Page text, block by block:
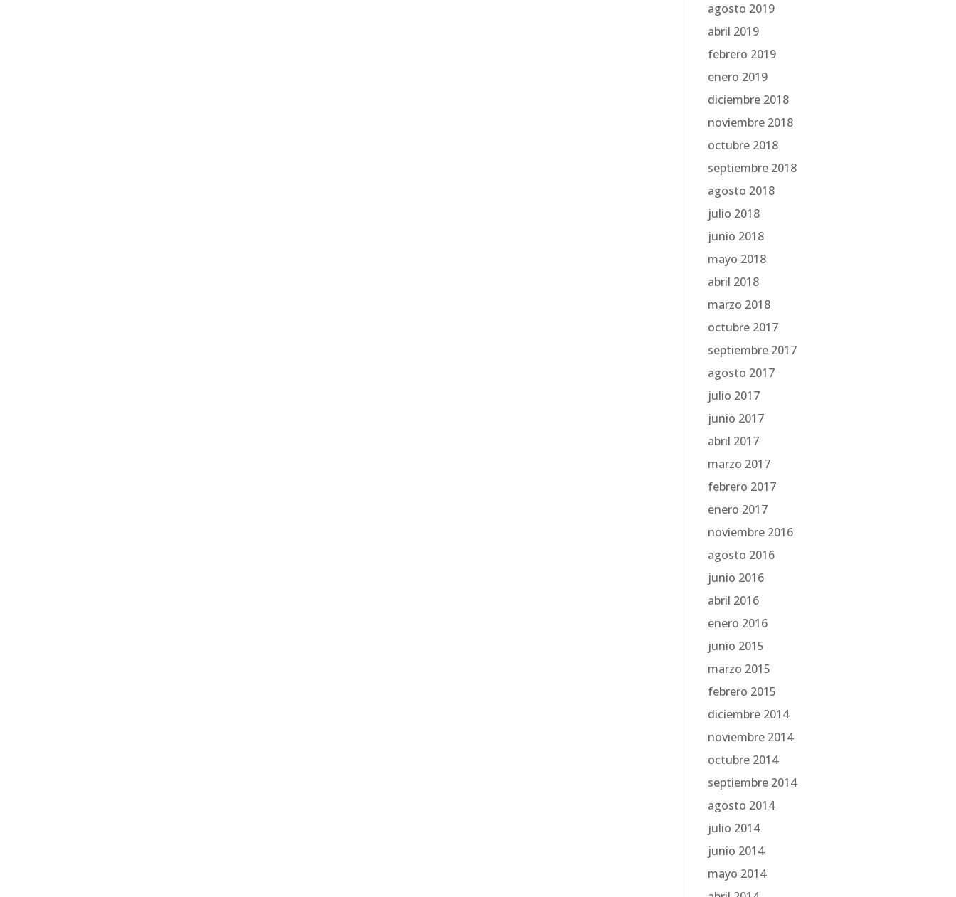
agosto 2019
abril 2019
febrero 2019
enero 2019
diciembre 2018
noviembre 2018
octubre 2018
septiembre 2018
agosto 2018
julio 2018
junio 2018
mayo 2018
abril 2018
marzo 2018
octubre 2017
septiembre 2017
agosto 2017
julio 2017
junio 2017
abril 2017
marzo 2017
febrero 2017
enero 2017
noviembre 2016
agosto 2016
junio 2016
abril 2016
enero 2016
junio 2015
marzo 2015
febrero 2015
diciembre 2014
noviembre 2014
octubre 2014
septiembre 2014
agosto 2014
julio 2014
junio 2014
mayo 2014